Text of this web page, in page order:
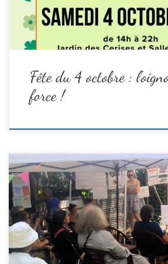
Read the rest
Fête du 4 octobre :
force !
L’assemblée générale 2025 d’À Fleur de
21 juin , de 14h à 16h30 au jardin des
Pigeonnier, Digne-les-bains !
C’était une journée très chaude …Read the